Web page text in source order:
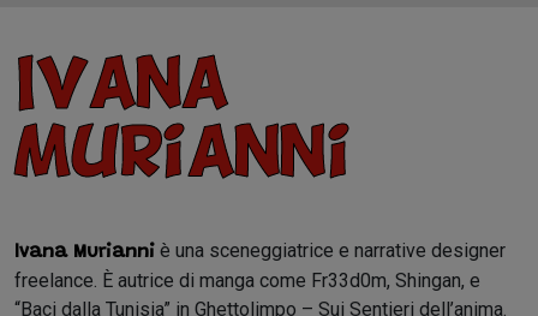
Ivana
Murianni
Ivana Murianni è una sceneggiatrice e narrative designer
freelance. È autrice di manga come Fr33d0m, Shingan, e
“Baci dalla Tunisia” in Ghettolimpo – Sui Sentieri dell’anima.